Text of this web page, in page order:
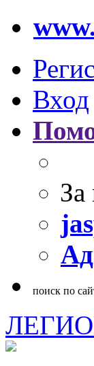
Вход
поиск по